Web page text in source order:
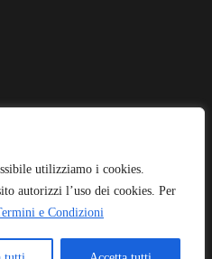
utilizziamo i cookies.
autorizzi l’uso dei cookies. Per
e Condizioni